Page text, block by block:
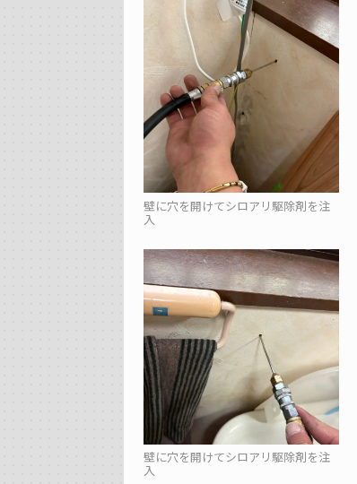
壁に穴を開けてシロアリ駆除剤を注
入
壁に穴を開けてシロアリ駆除剤を注
入